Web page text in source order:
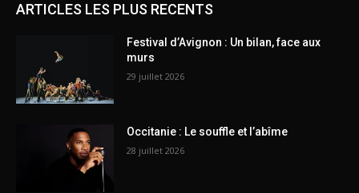
ARTICLES LES PLUS RECENTS
Festival d’Avignon : Un bilan, face aux
murs
29 juillet 2026
Occitanie : Le souffle et l’abîme
28 juillet 2026